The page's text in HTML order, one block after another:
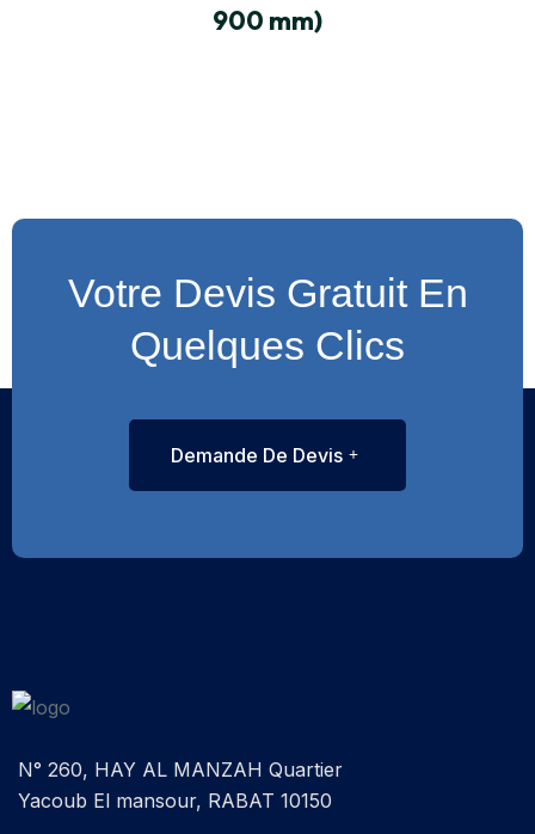
900 mm)
Votre Devis Gratuit En
Quelques Clics
Demande De Devis
N° 260, HAY AL MANZAH Quartier
Yacoub El mansour, RABAT 10150